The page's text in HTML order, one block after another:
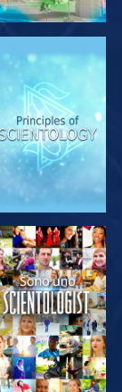
ESPLORA LE
SERIE
GUARDA